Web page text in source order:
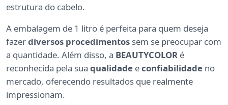
estrutura do cabelo.
A embalagem de 1 litro é perfeita para quem deseja
fazerdiversos procedimentos sem se preocupar com
a quantidade. Além disso, a BEAUTYCOLOR é
reconhecida pela sua qualidade econfiabilidade no
mercado, oferecendo resultados que realmente
impressionam.